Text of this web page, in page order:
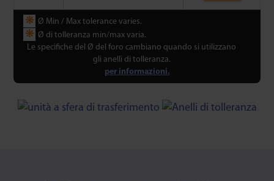
❋ Ø Min / Max tolerance varies.
❋ Ø di tolleranza min/max varia.
Le specifiche del Ø del foro cambiano quando si utilizzano
gli anelli di tolleranza.
per informazioni.